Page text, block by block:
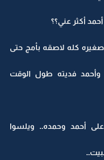
أكثر عني؟؟
كله لاصقه بأمج حتى
وأحمد فديته طول الوقت
أحمد وحمده.. ويلسوا